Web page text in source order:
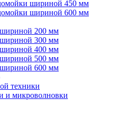
шириной 450 мм
шириной 600 мм
200 мм
300 мм
400 мм
500 мм
600 мм
техники
и микроволновки